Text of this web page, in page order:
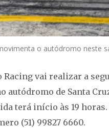
o autódromo neste
Racing vai realizar a
autódromo de Santa
terá início às 19
(51) 99827 6660.